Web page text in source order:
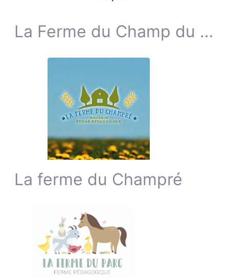
La Ferme du Champ du Loup
La ferme du Champré